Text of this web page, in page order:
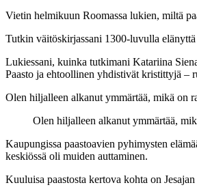
Vietin helmikuun Roomassa lukien, miltä
Tutkin väitöskirjassani 1300-luvulla
Lukiessani, kuinka tutkimani Katariina
Paasto ja ehtoollinen yhdistivät kristittyjä –
Olen hiljalleen alkanut ymmärtää, mikä on
Olen hiljalleen alkanut ymmärtää,
Kaupungissa paastoavien pyhimysten
keskiössä oli muiden auttaminen.
Kuuluisa paastosta kertova kohta on